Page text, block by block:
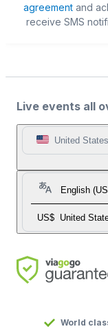
agreementand
receive SMS
Live events all
United States
English
US$ United
World